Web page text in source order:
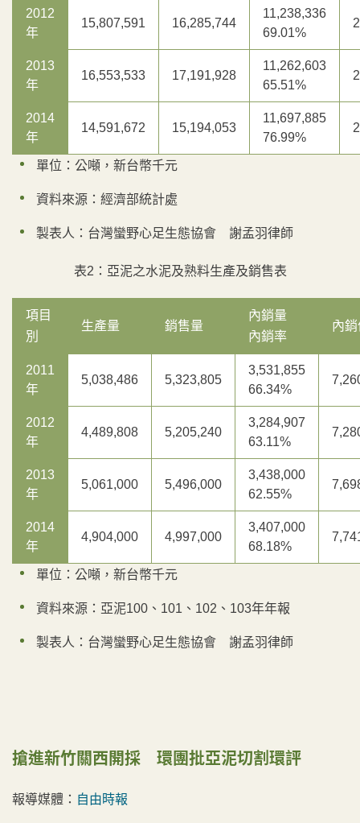
2012
年
15,807,591 16,285,744
11,238,336
69.01%
2013
年
16,553,533 17,191,928
11,262,603
65.51%
2014
年
14,591,672 15,194,053
11,697,885
76.99%
單位：公噸，新台幣千元
資料來源：經濟部統計處
製表人：台灣蠻野心足生態協會 謝孟羽律師
表2： 亞泥之水泥及熟料生產及銷售表
項目
別
生產量 銷售量
內銷量
內銷率
內
2011
年
5,038,486 5,323,805
3,531,855
66.34%
2012
年
4,489,808 5,205,240
3,284,907
63.11%
2013
年
5,061,000 5,496,000
3,438,000
62.55%
2014
年
4,904,000 4,997,000
3,407,000
68.18%
單位：公噸，新台幣千元
資料來源：亞泥100、101、102、103年年報
製表人：台灣蠻野心足生態協會 謝孟羽律師
搶進新竹關西開採 環團批亞泥切割環評
報導媒體： 自由時報